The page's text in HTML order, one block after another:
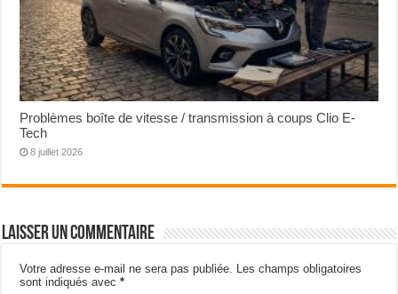
Problèmes boîte de vitesse / transmission à coups Clio E-
Tech
8 juillet 2026
Laisser un commentaire
Votre adresse e-mail ne sera pas publiée. Les champs obligatoires
sont indiqués avec*